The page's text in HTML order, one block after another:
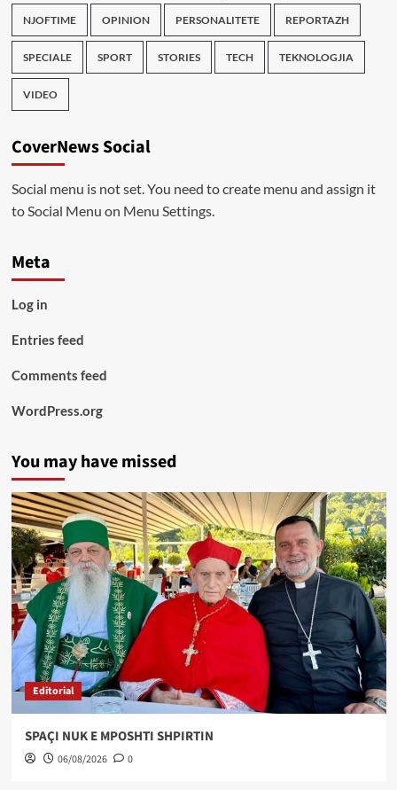
NJOFTIME OPINION PERSONALITETE REPORTAZH
SPECIALE SPORT STORIES TECH TEKNOLOGJIA
VIDEO
CoverNews Social
Social menu is not set. You need to create menu and assign it
to Social Menu on Menu Settings.
Meta
Log in
Entries feed
Comments feed
WordPress.org
You may have missed
Editorial
SPAÇI NUK E MPOSHTI SHPIRTIN
06/08/2026 0